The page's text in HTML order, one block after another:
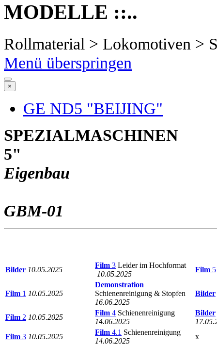
MODELLE ::..
Rollmaterial > Lokomotiven >
Menü überspringen
×
GE ND5 "BEIJING"
SPEZIALMASCHINEN
5"
Eigenbau
GBM-01
Bilder 10.05.2025
Film 3 Leider im Hochformat
10.05.2025
Film 5
Film 1 10.05.2025
Demonstration
Schienenreinigung & Stopfen
16.06.2025
Bilder
Film 2 10.05.2025
Film 4 Schienenreinigung
14.06.2025
Bilder
Film 3 10.05.2025
Film 4.1 Schienenreinigung
14.06.2025
x